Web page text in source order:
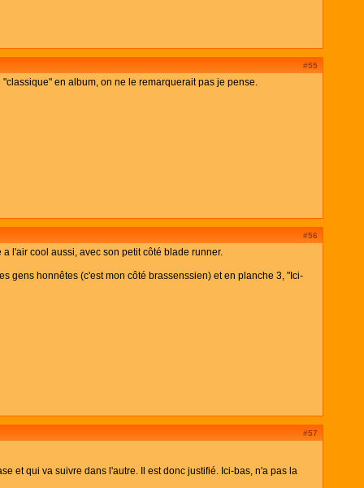
#55
en album, on ne le remarquerait pas je pense.
#56
l'air cool aussi, avec son petit côté blade runner.
gens honnêtes (c'est mon côté brassenssien) et en planche 3, "Ici-
#57
et qui va suivre dans l'autre. Il est donc justifié. Ici-bas, n'a pas la